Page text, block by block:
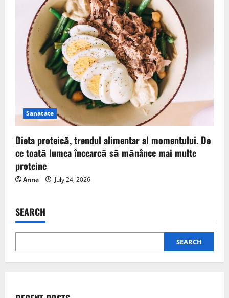
Sanatate
Dieta proteică, trendul alimentar al momentului. De
ce toată lumea încearcă să mănânce mai multe
proteine
Anna July 24, 2026
SEARCH
SEARCH